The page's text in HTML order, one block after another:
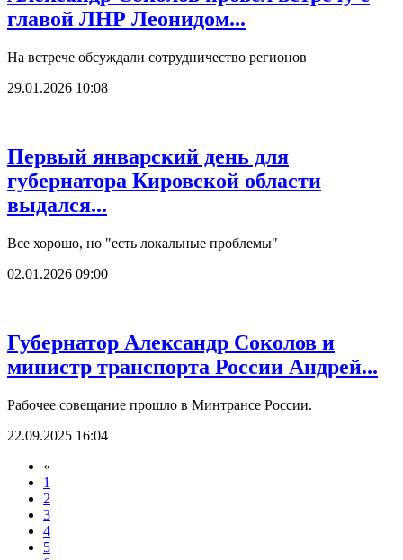
главой ЛНР Леонидом...
На встрече обсуждали сотрудничество регионов
29.01.2026 10:08
Первый январский день для
губернатора Кировской области
выдался...
Все хорошо, но "есть локальные проблемы"
02.01.2026 09:00
Губернатор Александр Соколов и
министр транспорта России Андрей...
Рабочее совещание прошло в Минтрансе России.
22.09.2025 16:04
«
1
2
3
4
5